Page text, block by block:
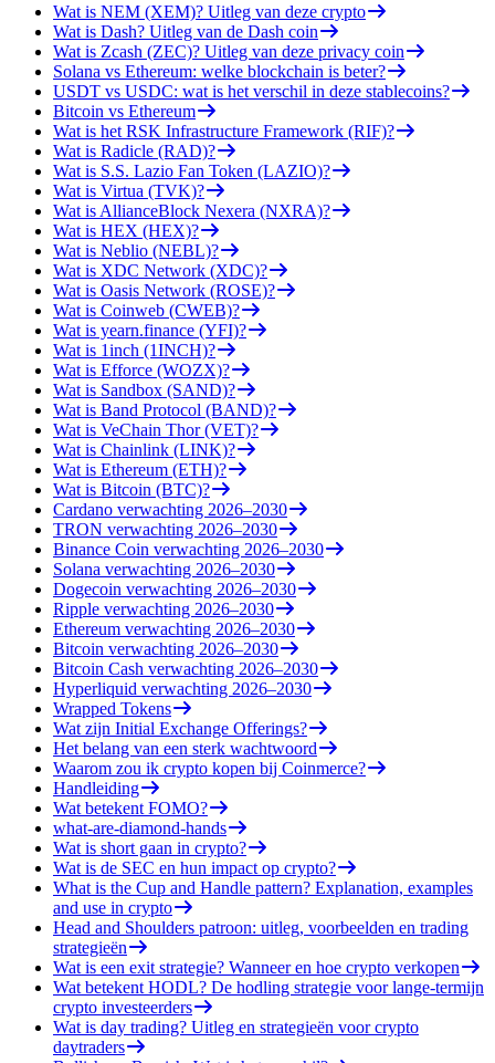
Wat is NEM (XEM)? Uitleg van deze crypto
Wat is Dash? Uitleg van de Dash coin
Wat is Zcash (ZEC)? Uitleg van deze privacy coin
Solana vs Ethereum: welke blockchain is beter?
USDT vs USDC: wat is het verschil in deze stablecoins?
Bitcoin vs Ethereum
Wat is het RSK Infrastructure Framework (RIF)?
Wat is Radicle (RAD)?
Wat is S.S. Lazio Fan Token (LAZIO)?
Wat is Virtua (TVK)?
Wat is AllianceBlock Nexera (NXRA)?
Wat is HEX (HEX)?
Wat is Neblio (NEBL)?
Wat is XDC Network (XDC)?
Wat is Oasis Network (ROSE)?
Wat is Coinweb (CWEB)?
Wat is yearn.finance (YFI)?
Wat is 1inch (1INCH)?
Wat is Efforce (WOZX)?
Wat is Sandbox (SAND)?
Wat is Band Protocol (BAND)?
Wat is VeChain Thor (VET)?
Wat is Chainlink (LINK)?
Wat is Ethereum (ETH)?
Wat is Bitcoin (BTC)?
Cardano verwachting 2026–2030
TRON verwachting 2026–2030
Binance Coin verwachting 2026–2030
Solana verwachting 2026–2030
Dogecoin verwachting 2026–2030
Ripple verwachting 2026–2030
Ethereum verwachting 2026–2030
Bitcoin verwachting 2026–2030
Bitcoin Cash verwachting 2026–2030
Hyperliquid verwachting 2026–2030
Wrapped Tokens
Wat zijn Initial Exchange Offerings?
Het belang van een sterk wachtwoord
Waarom zou ik crypto kopen bij Coinmerce?
Handleiding
Wat betekent FOMO?
what-are-diamond-hands
Wat is short gaan in crypto?
Wat is de SEC en hun impact op crypto?
What is the Cup and Handle pattern? Explanation, examples
and use in crypto
Head and Shoulders patroon: uitleg, voorbeelden en trading
strategieën
Wat is een exit strategie? Wanneer en hoe crypto verkopen
Wat betekent HODL? De hodling strategie voor lange-termijn
crypto investeerders
Wat is day trading? Uitleg en strategieën voor crypto
daytraders